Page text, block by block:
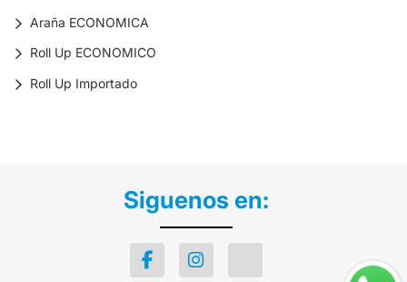
Araña ECONOMICA
Roll Up ECONOMICO
Roll Up Importado
Siguenos en: